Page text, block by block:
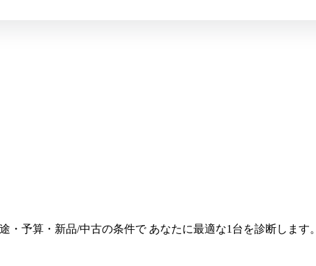
・予算・新品/中古の条件で あなたに最適な1台を診断します。